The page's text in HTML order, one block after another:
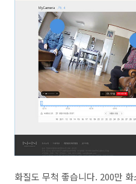
화질도 무척 좋습니다. 200만